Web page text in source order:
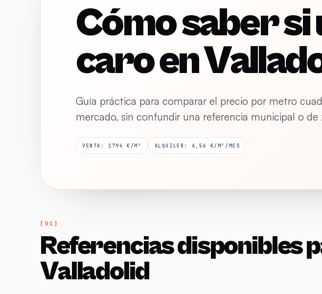
Cómo saber si
caro en
Guía práctica para comparar el precio por metro
mercado, sin confundir una referencia municipal o
VENTA: 1794 €/M² ALQUILER: 6,56 €/M²/MES
Referencias disponibles
Valladolid